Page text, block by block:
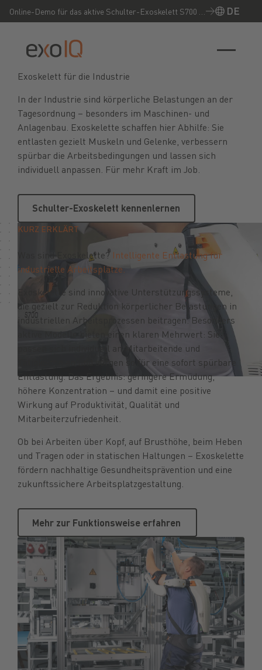
Online-Demo für das aktive Schulter-Exoskelett S700 –
Jetzt live erleben!
DE
Exoskelett für die Industrie
In der Industrie sind körperliche Belastungen an der
Tagesordnung – besonders im Maschinen- und
Anlagenbau. Exoskelette schaffen hier Abhilfe: Sie
entlasten gezielt Muskeln und Gelenke, verbessern
spürbar die Arbeitsbedingungen und lassen sich
individuell anpassen. Für mehr Kraft im Job.
Schulter-Exoskelett kennenlernen
Schulter-Exoskelett kennenlernen
KURZ ERKLÄRT
Was sind Exoskelette? Intelligente Entlastung für
industrielle Arbeitsplätze.
Exoskelette sind innovative Unterstützungssysteme,
die gezielt zur Reduktion körperlicher Belastungen in
industriellen Arbeitsprozessen beitragen. Besonders
aktive Modelle bieten einen klaren Mehrwert: Sie
passen sich individuell an Mitarbeitende und
Tätigkeiten an und sorgen so für eine sofort spürbare
Entlastung. Das Ergebnis: geringere Ermüdung,
höhere Konzentration – und damit eine positive
Wirkung auf Produktivität, Qualität und
Mitarbeiterzufriedenheit.
Ob bei Arbeiten über Kopf, auf Brusthöhe, beim Heben
und Tragen oder in statischen Haltungen – Exoskelette
fördern nachhaltige Gesundheitsprävention und eine
zukunftssichere Arbeitsplatzgestaltung.
Mehr zur Funktionsweise erfahren
Mehr zur Funktionsweise erfahren